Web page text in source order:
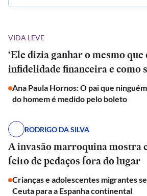
VIDA LEVE
‘Ele dizia ganhar o mesmo que
infidelidade financeira e como
Ana Paula Hornos: O pai que
do homem é medido pelo boleto
RODRIGO DA SILVA
A invasão marroquina mostra
feito de pedaços fora do lugar
Crianças e adolescentes migrantes
Ceuta para a Espanha continental